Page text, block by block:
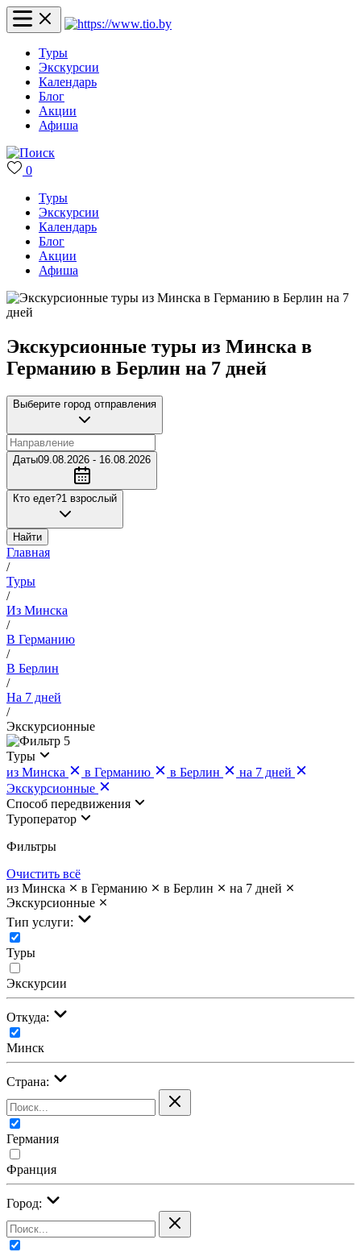
Туры
Экскурсии
Календарь
Блог
Акции
Афиша
0
Туры
Экскурсии
Календарь
Блог
Акции
Афиша
Экскурсионные туры из Минска в
Германию в Берлин на 7 дней
Выберите город отправления
Даты09.08.2026 - 16.08.2026
Кто едет?1 взрослый
Найти
Главная
/
Туры
/
Из Минска
/
В Германию
/
В Берлин
/
На 7 дней
/
Экскурсионные
5
Туры
из Минска
в Германию в Берлин
на 7 дней
Экскурсионные
Cпособ передвижения
Туроператор
Фильтры
Очистить всё
из Минска
в Германию в Берлин
на 7 дней
Экскурсионные
Тип услуги:
Туры
Экскурсии
Откуда:
Минск
Страна:
Германия
Франция
Город: